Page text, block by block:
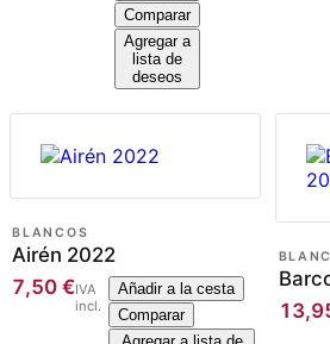
Comparar
Agregar a
lista de
deseos
BLANCOS
Airén 2022
7,50 €IVA
incl.
Añadir a la cesta
Comparar